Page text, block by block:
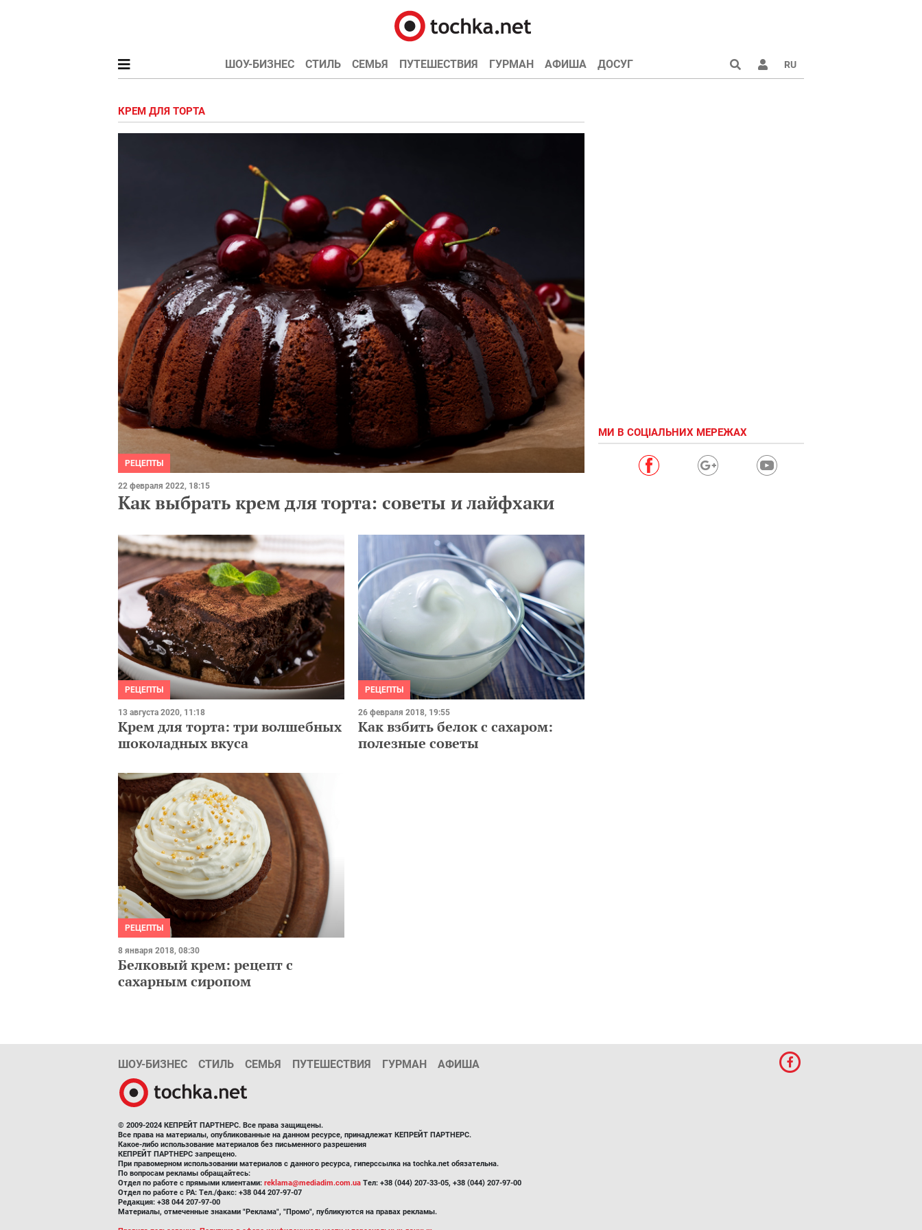
ШОУ-БИЗНЕС СТИЛЬ СЕМЬЯ ПУТЕШЕСТВИЯ ГУРМАН АФИША ДОСУГ RU
КРЕМ ДЛЯ ТОРТА
РЕЦЕПТЫ
22 февраля 2022, 18:15
Как выбрать крем для торта: советы и лайфхаки
РЕЦЕПТЫ
13 августа 2020, 11:18
Крем для торта: три волшебных
шоколадных вкуса
РЕЦЕПТЫ
26 февраля 2018, 19:55
Как взбить белок с сахаром:
полезные советы
РЕЦЕПТЫ
8 января 2018, 08:30
Белковый крем: рецепт с
сахарным сиропом
МИ В СОЦІАЛЬНИХ МЕРЕЖАХ
ШОУ-БИЗНЕС СТИЛЬ СЕМЬЯ ПУТЕШЕСТВИЯ ГУРМАН АФИША
© 2009-2024 КЕПРЕЙТ ПАРТНЕРС. Все права защищены.
Все права на материалы, опубликованные на данном ресурсе, принадлежат КЕПРЕЙТ ПАРТНЕРС.
Какое-либо использование материалов без письменного разрешения
КЕПРЕЙТ ПАРТНЕРС запрещено.
При правомерном использовании материалов с данного ресурса, гиперссылка на tochka.net обязательна.
По вопросам рекламы обращайтесь:
Отдел по работе с прямыми клиентами: reklama@mediadim.com.ua Тел: +38 (044) 207-33-05, +38 (044) 207-97-00
Отдел по работе с РА: Тел./факс: +38 044 207-97-07
Редакция: +38 044 207-97-00
Материалы, отмеченные знаками "Реклама", "Промо", публикуются на правах рекламы.